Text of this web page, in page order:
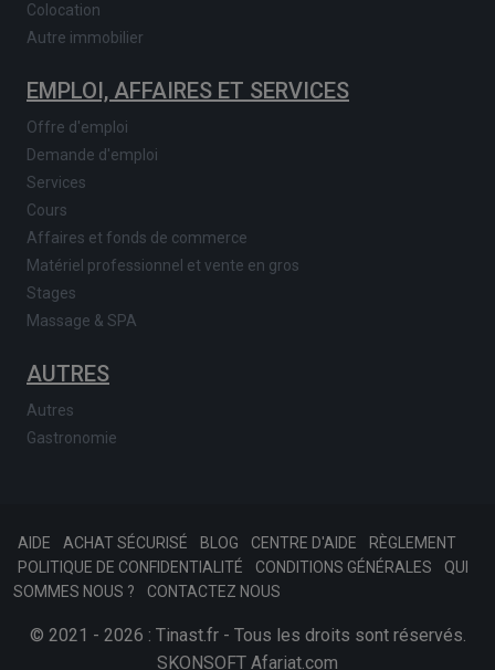
Colocation
Autre immobilier
EMPLOI, AFFAIRES ET SERVICES
Offre d'emploi
Demande d'emploi
Services
Cours
Affaires et fonds de commerce
Matériel professionnel et vente en gros
Stages
Massage & SPA
AUTRES
Autres
Gastronomie
AIDE ACHAT SÉCURISÉ BLOG CENTRE D'AIDE
RÈGLEMENT
POLITIQUE DE CONFIDENTIALITÉ
CONDITIONS GÉNÉRALES
QUI
SOMMES NOUS ?
CONTACTEZ NOUS
© 2021 - 2026 : Tinast.fr - Tous les droits sont réservés.
SKONSOFT Afariat.com